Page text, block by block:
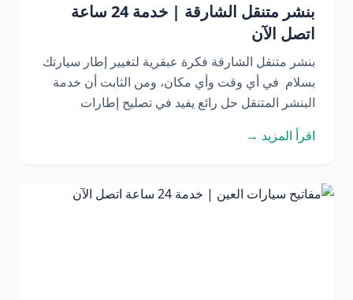
بنشر متنقل الشارقة | خدمة 24 ساعة
اتصل الآن
بنشر متنقل الشارقة فكرة عبقرية لتغيير إطار سيارتك
بسلام في أي وقت وأي مكان، ومن الثابت أن خدمة
البنشر المتنقل حل رائع يفيد في تصليح إطارات
اقرأ المزيد →